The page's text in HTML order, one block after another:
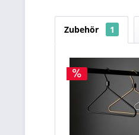
Zubehör 1